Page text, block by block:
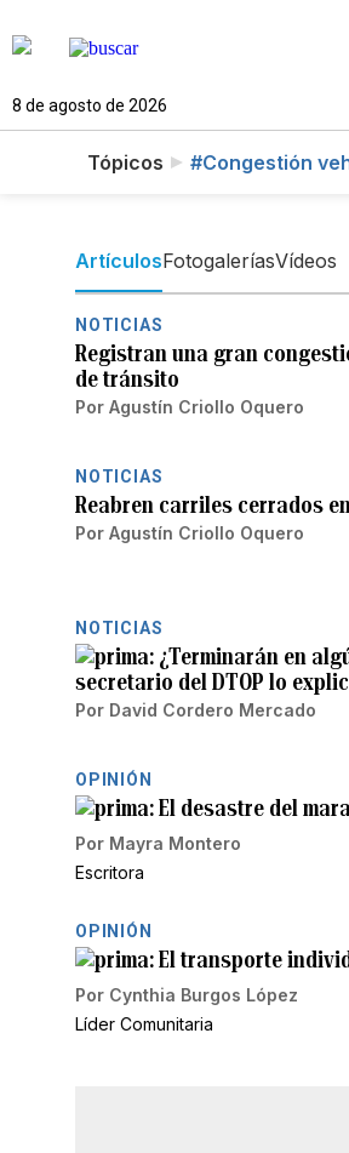
8 de agosto de 2026
Tópicos #Congestión
ArtículosFotogaleríasVídeos
NOTICIAS
Registran una gran
de tránsito
Por Agustín Criollo Oquero
NOTICIAS
Reabren carriles cerrados
Por Agustín Criollo Oquero
NOTICIAS
¿Terminarán en
secretario del DTOP lo
Por David Cordero Mercado
OPINIÓN
El desastre del
Por Mayra Montero
Escritora
OPINIÓN
El transporte
Por Cynthia Burgos López
Líder Comunitaria